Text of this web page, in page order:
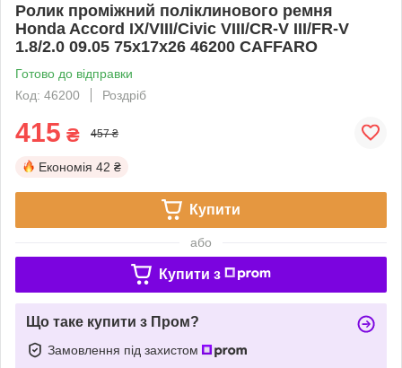
Ролик проміжний поліклинового ремня
Honda Accord IX/VIII/Civic VIII/CR-V III/FR-V
1.8/2.0 09.05 75x17x26 46200 CAFFARO
Готово до відправки
Код: 46200
Роздріб
415 ₴ 457 ₴
Економія 42 ₴
Купити
або
Купити з
Що таке купити з Пром?
Замовлення під захистом